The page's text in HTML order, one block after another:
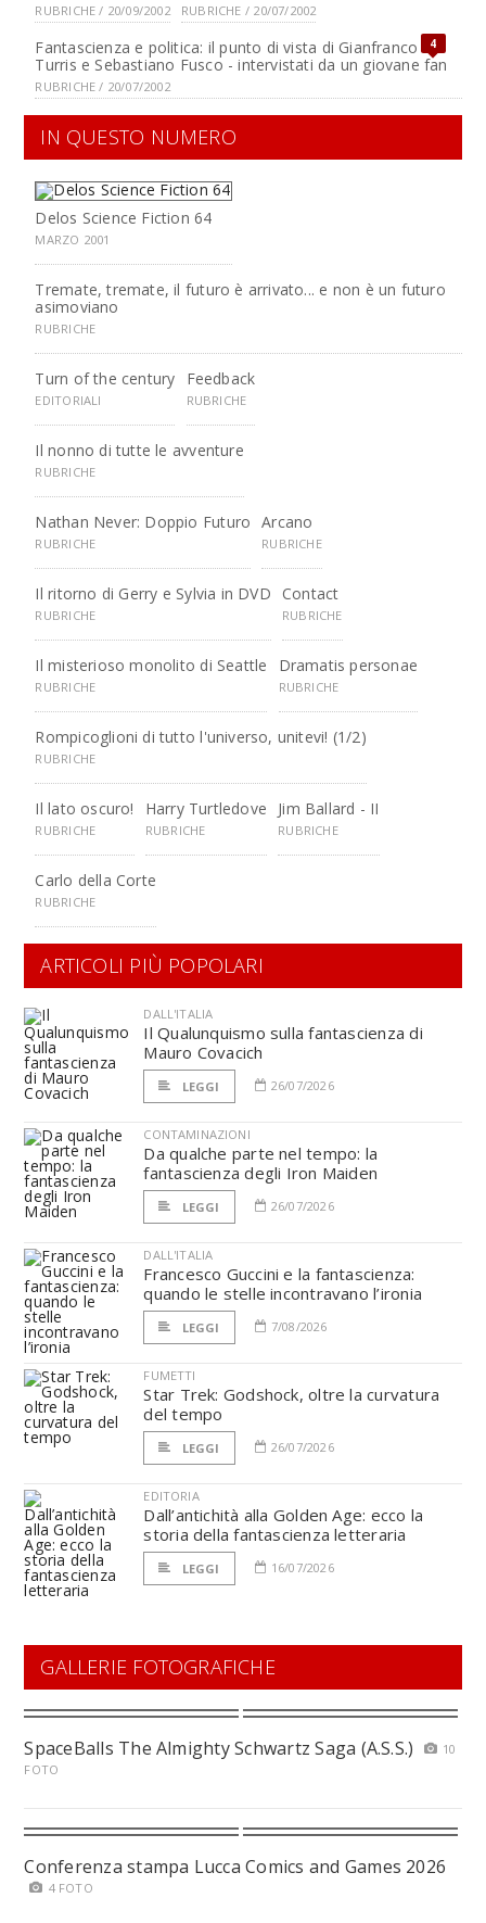
RUBRICHE / 20/09/2002 RUBRICHE / 20/07/2002
4
Fantascienza e politica: il punto di vista di Gianfranco de
Turris e Sebastiano Fusco - intervistati da un giovane fan
RUBRICHE / 20/07/2002
IN QUESTO NUMERO
Delos Science Fiction 64
MARZO 2001
Tremate, tremate, il futuro è arrivato... e non è un futuro
asimoviano
RUBRICHE
Turn of the century
EDITORIALI
Feedback
RUBRICHE
Il nonno di tutte le avventure
RUBRICHE
Nathan Never: Doppio Futuro
RUBRICHE
Arcano
RUBRICHE
Il ritorno di Gerry e Sylvia in DVD
RUBRICHE
Contact
RUBRICHE
Il misterioso monolito di Seattle
RUBRICHE
Dramatis personae
RUBRICHE
Rompicoglioni di tutto l'universo, unitevi! (1/2)
RUBRICHE
Il lato oscuro!
RUBRICHE
Harry Turtledove
RUBRICHE
Jim Ballard - II
RUBRICHE
Carlo della Corte
RUBRICHE
ARTICOLI PIÙ POPOLARI
DALL'ITALIA
Il Qualunquismo sulla fantascienza di
Mauro Covacich
LEGGI 26/07/2026
CONTAMINAZIONI
Da qualche parte nel tempo: la
fantascienza degli Iron Maiden
LEGGI 26/07/2026
DALL'ITALIA
Francesco Guccini e la fantascienza:
quando le stelle incontravano l’ironia
LEGGI 7/08/2026
FUMETTI
Star Trek: Godshock, oltre la curvatura
del tempo
LEGGI 26/07/2026
EDITORIA
Dall’antichità alla Golden Age: ecco la
storia della fantascienza letteraria
LEGGI 16/07/2026
GALLERIE FOTOGRAFICHE
SpaceBalls The Almighty Schwartz Saga (A.S.S.)
10
FOTO
Conferenza stampa Lucca Comics and Games 2026
4 FOTO